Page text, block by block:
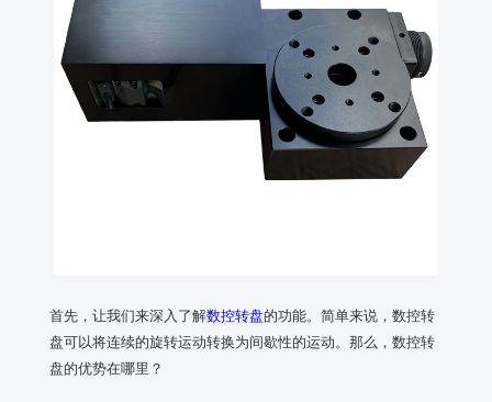
首先，让我们来深入了解数控转盘的功能。简单来说，数控转
盘可以将连续的旋转运动转换为间歇性的运动。那么，数控转
盘的优势在哪里？